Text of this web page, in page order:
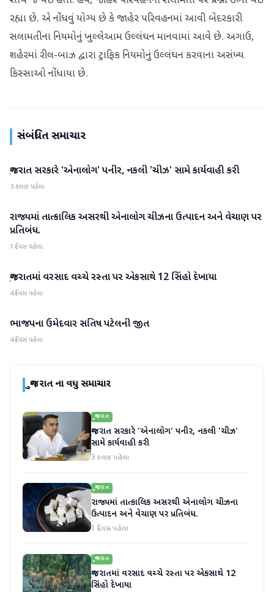
રહ્યા છે. એ નોંધવું યોગ્ય છે કે જાહેર પરિવહનમાં આવી બેદરકારી
સલામતીના નિયમોનું ખુલ્લેઆમ ઉલ્લંઘન માનવામાં આવે છે. અગાઉ,
શહેરમાં રીલ-બાઝ દ્વારા ટ્રાફિક નિયમોનું ઉલ્લંઘન કરવાના અસંખ્ય
કિસ્સાઓ નોંધાયા છે.
સંબંધિત સમાચાર
ગુજરાત ગુજરાત સરકારે 'એનાલોગ' પનીર, નકલી 'ચીઝ' સામે કાર્યવાહી કરી
3 કલાક પહેલા
ગુજરાત
રાજ્યમાં તાત્કાલિક અસરથી એનાલોગ ચીઝના ઉત્પાદન અને વેચાણ પર
પ્રતિબંધ.
1 દિવસ પહેલા
ગુજરાત
ગુજરાતમાં વરસાદ વચ્ચે રસ્તા પર એકસાથે 12 સિંહો દેખાયા
4 દિવસ પહેલા
ગુજરાત
ભાજપના ઉમેદવાર સતિષ પટેલની જીત
4 દિવસ પહેલા
ગુજરાતના વધુ સમાચાર
ગુજરાત
ગુજરાત સરકારે 'એનાલોગ' પનીર, નકલી 'ચીઝ'
સામે કાર્યવાહી કરી
3 કલાક પહેલા
ગુજરાત
રાજ્યમાં તાત્કાલિક અસરથી એનાલોગ ચીઝના
ઉત્પાદન અને વેચાણ પર પ્રતિબંધ.
1 દિવસ પહેલા
ગુજરાત
ગુજરાતમાં વરસાદ વચ્ચે રસ્તા પર એકસાથે 12
સિંહો દેખાયા